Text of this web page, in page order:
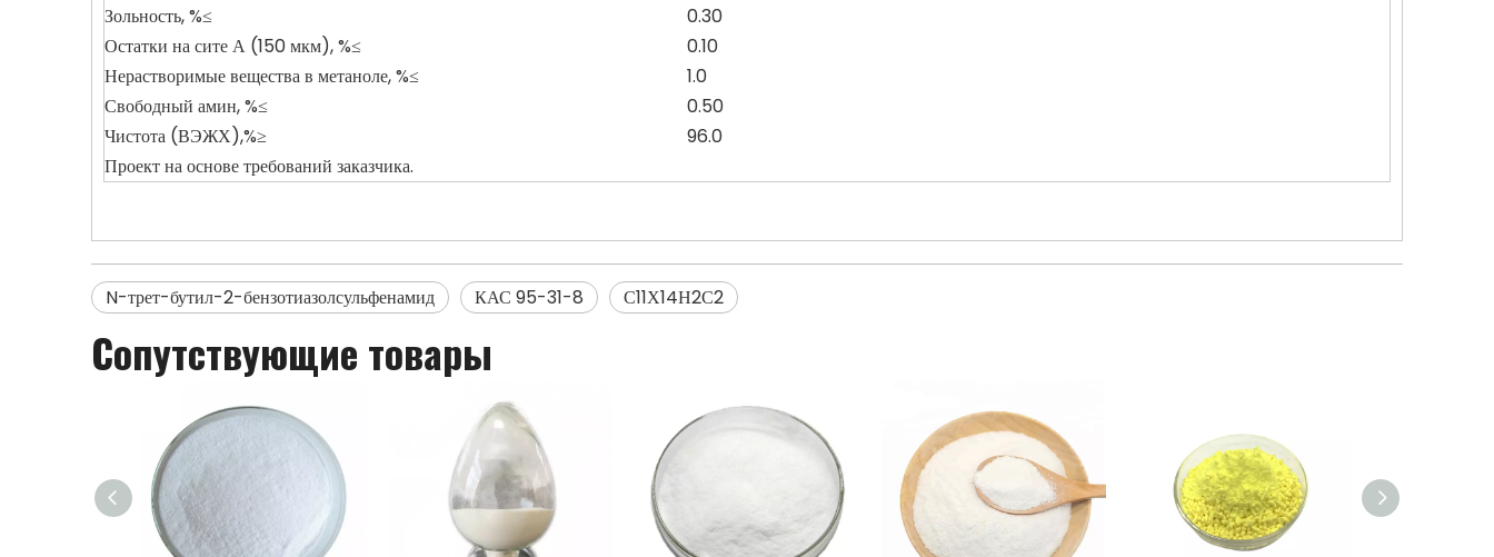
Зольность, %≤
0.30
Остатки на сите А (150 мкм), %≤
0.10
Нерастворимые вещества в метаноле, %≤
1.0
Свободный амин, %≤
0.50
Чистота (ВЭЖХ),%≥
96.0
Проект на основе требований заказчика.
N-трет-бутил-2-бензотиазолсульфенамид КАС 95-31-8 С11Х14Н2С2
Сопутствующие товары